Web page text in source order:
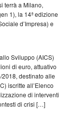
terrà a Milano,
1), la 14ª edizione
d’Impresa) e
Sviluppo (AICS)
di euro, attuativo
2018, destinato alle
iscritte all’Elenco
di interventi
di crisi […]